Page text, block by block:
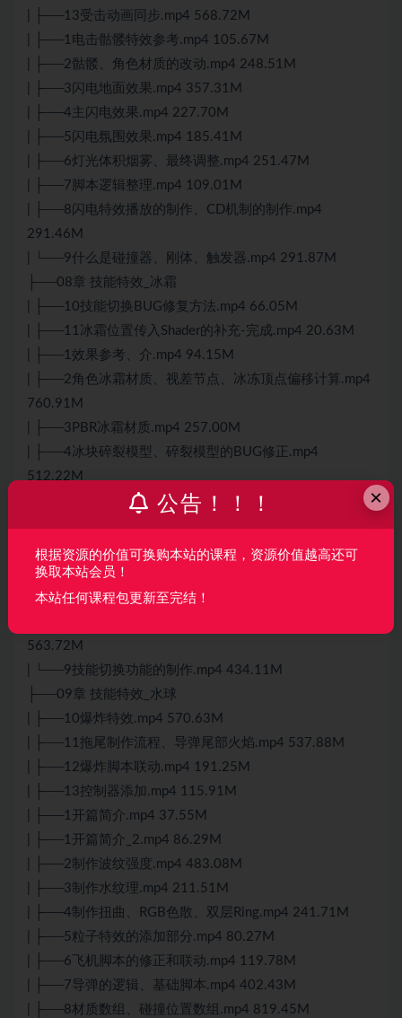
| ├──13受击动画同步.mp4 568.72M
| ├──1电击骷髅特效参考.mp4 105.67M
| ├──2骷髅、角色材质的改动.mp4 248.51M
| ├──3闪电地面效果.mp4 357.31M
| ├──4主闪电效果.mp4 227.70M
| ├──5闪电氛围效果.mp4 185.41M
| ├──6灯光体积烟雾、最终调整.mp4 251.47M
| ├──7脚本逻辑整理.mp4 109.01M
| ├──8闪电特效播放的制作、CD机制的制作.mp4
291.46M
| └──9什么是碰撞器、刚体、触发器.mp4 291.87M
├──08章 技能特效_冰霜
| ├──10技能切换BUG修复方法.mp4 66.05M
| ├──11冰霜位置传入Shader的补充-完成.mp4 20.63M
| ├──1效果参考、介.mp4 94.15M
| ├──2角色冰霜材质、视差节点、冰冻顶点偏移计算.mp4
760.91M
| ├──3PBR冰霜材质.mp4 257.00M
| ├──4冰块碎裂模型、碎裂模型的BUG修正.mp4
512.22M
| ├──5-1冰霜爆炸聚气部分.mp4 934.70M
| ├──6地面冰霜材质、FlowMap材质的修改.mp4
520.81M
| ├──7FlowMap制作烟雾特效.mp4 383.60M
563.72M
| └──9技能切换功能的制作.mp4 434.11M
├──09章 技能特效_水球
| ├──10爆炸特效.mp4 570.63M
| ├──11拖尾制作流程、导弹尾部火焰.mp4 537.88M
| ├──12爆炸脚本联动.mp4 191.25M
| ├──13控制器添加.mp4 115.91M
| ├──1开篇简介.mp4 37.55M
| ├──1开篇简介_2.mp4 86.29M
| ├──2制作波纹强度.mp4 483.08M
| ├──3制作水纹理.mp4 211.51M
| ├──4制作扭曲、RGB色散、双层Ring.mp4 241.71M
| ├──5粒子特效的添加部分.mp4 80.27M
| ├──6飞机脚本的修正和联动.mp4 119.78M
| ├──7导弹的逻辑、基础脚本.mp4 402.43M
| ├──8材质数组、碰撞位置数组.mp4 819.45M
×
公告！！！
根据资源的价值可换购本站的课程，资源价值越高还可
换取本站会员！
本站任何课程包更新至完结！